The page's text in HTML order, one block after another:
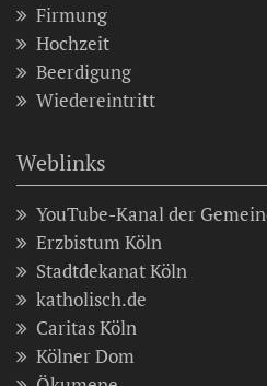
Firmung
Hochzeit
Beerdigung
Wiedereintritt
Weblinks
YouTube-Kanal der
Erzbistum Köln
Stadtdekanat Köln
katholisch.de
Caritas Köln
Kölner Dom